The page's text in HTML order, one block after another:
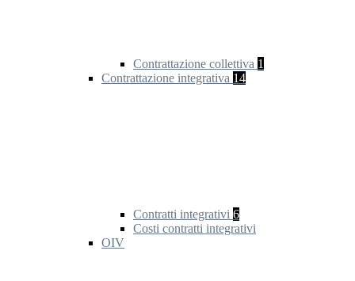
Contrattazione collettiva 1
Contrattazione integrativa 14
Contratti integrativi 6
Costi contratti integrativi
OIV